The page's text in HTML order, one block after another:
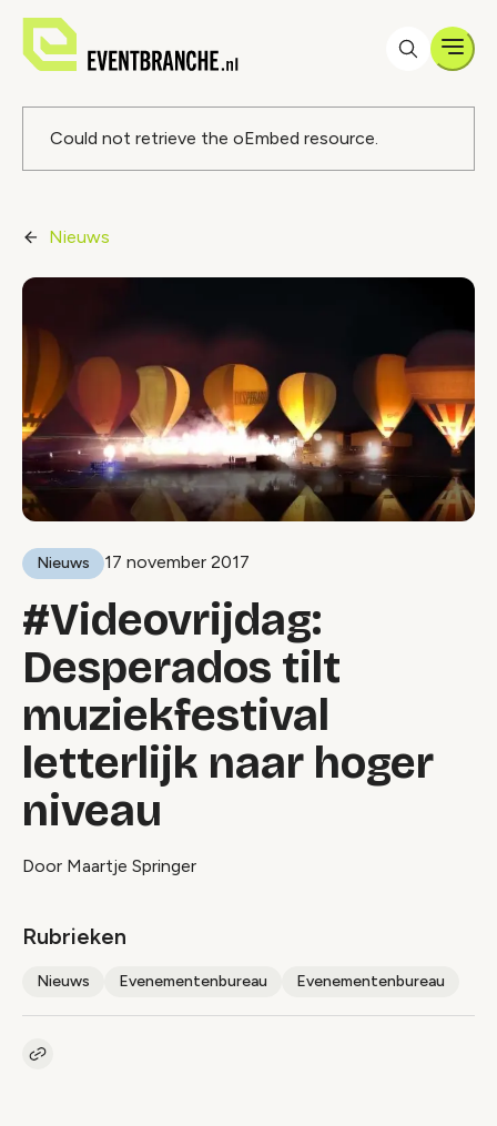
Foutmelding
Could not retrieve the oEmbed resource.
Nieuws
Nieuws 17 november 2017
#Videovrijdag:
Desperados tilt
muziekfestival
letterlijk naar hoger
niveau
Door Maartje Springer
Rubrieken
Nieuws Evenementenbureau Evenementenbureau
Kopieer link naar artikel